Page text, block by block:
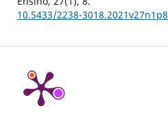
10.5433/2238-3018.2021v27n1p8